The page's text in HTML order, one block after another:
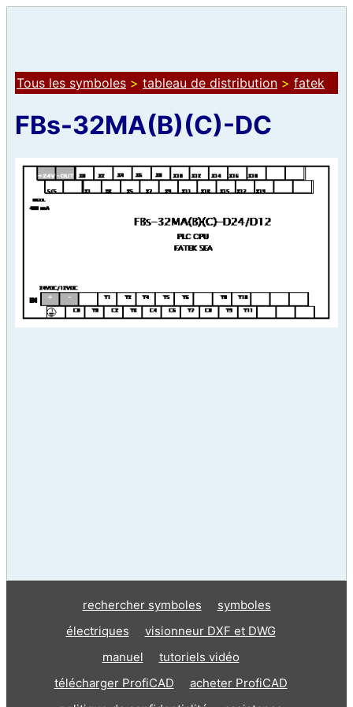
Tous les symboles > tableau de distribution > fatek
FBs-32MA(B)(C)-DC
rechercher symboles
symboles
électriques
visionneur DXF et DWG
manuel
tutoriels vidéo
télécharger ProfiCAD
acheter ProfiCAD